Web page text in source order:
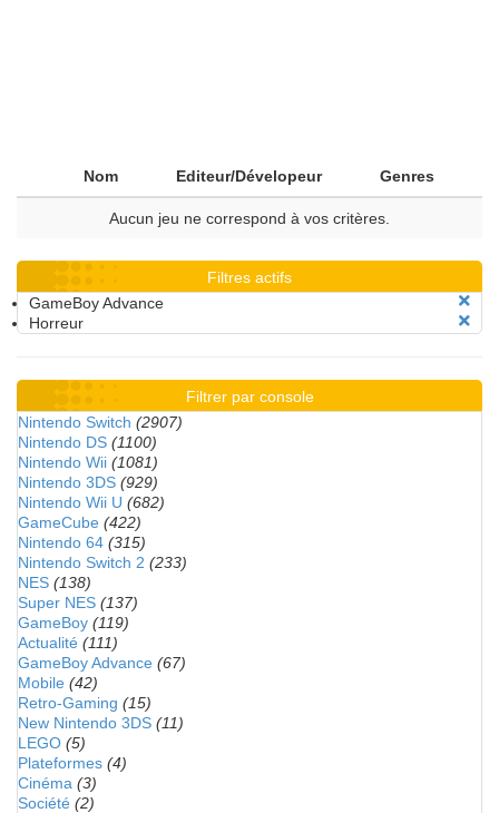
Nom Editeur/Dévelopeur Genres
Aucun jeu ne correspond à vos critères.
Filtres actifs
GameBoy Advance
Horreur
Filtrer par console
Nintendo Switch (2907)
Nintendo DS (1100)
Nintendo Wii (1081)
Nintendo 3DS (929)
Nintendo Wii U (682)
GameCube (422)
Nintendo 64 (315)
Nintendo Switch 2 (233)
NES (138)
Super NES (137)
GameBoy (119)
Actualité (111)
GameBoy Advance (67)
Mobile (42)
Retro-Gaming (15)
New Nintendo 3DS (11)
LEGO (5)
Plateformes (4)
Cinéma (3)
Société (2)